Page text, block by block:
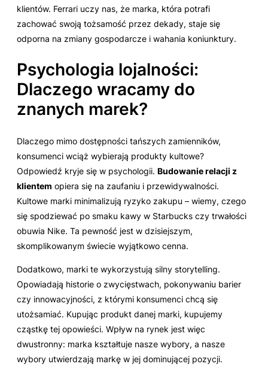
klientów. Ferrari uczy nas, że marka, która potrafi
zachować swoją tożsamość przez dekady, staje się
odporna na zmiany gospodarcze i wahania koniunktury.
Psychologia lojalności:
Dlaczego wracamy do
znanych marek?
Dlaczego mimo dostępności tańszych zamienników,
konsumenci wciąż wybierają produkty kultowe?
Odpowiedź kryje się w psychologii. Budowanie relacji z
klientem opiera się na zaufaniu i przewidywalności.
Kultowe marki minimalizują ryzyko zakupu – wiemy, czego
się spodziewać po smaku kawy w Starbucks czy trwałości
obuwia Nike. Ta pewność jest w dzisiejszym,
skomplikowanym świecie wyjątkowo cenna.
Dodatkowo, marki te wykorzystują silny storytelling.
Opowiadają historie o zwycięstwach, pokonywaniu barier
czy innowacyjności, z którymi konsumenci chcą się
utożsamiać. Kupując produkt danej marki, kupujemy
cząstkę tej opowieści. Wpływ na rynek jest więc
dwustronny: marka kształtuje nasze wybory, a nasze
wybory utwierdzają markę w jej dominującej pozycji.